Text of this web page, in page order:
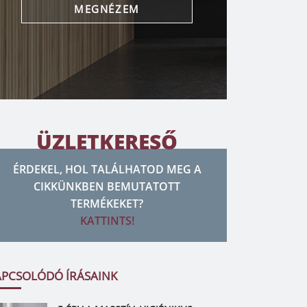
MEGNÉZEM
ÜZLETKERESŐ
ÉRDEKEL, HOL TALÁLHATOD MEG A
CIKKÜNKBEN BEMUTATOTT
TERMÉKEKET?
KATTINTS!
ÍRÁSAINK